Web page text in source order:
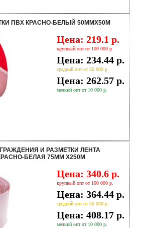
ПВХ КРАСНО-БЕЛЫЙ 50ММX50М
Цена: 219.1 р.
крупный опт от 100 000 р.
Цена: 234.44 р.
средний опт от 50 000 р.
Цена: 262.57 р.
мелкий опт от 10 000 р.
И РАЗМЕТКИ ЛЕНТА
БЕЛАЯ 75ММ Х250М
Цена: 340.6 р.
крупный опт от 100 000 р.
Цена: 364.44 р.
средний опт от 50 000 р.
Цена: 408.17 р.
мелкий опт от 10 000 р.